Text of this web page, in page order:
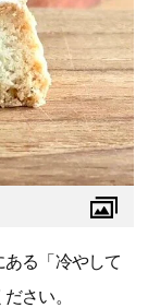
る「冷やして
さい。